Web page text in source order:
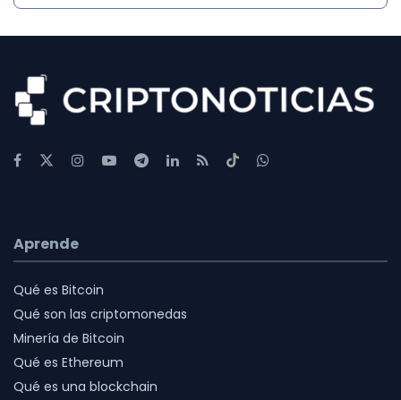
Aprende
Qué es Bitcoin
Qué son las criptomonedas
Minería de Bitcoin
Qué es Ethereum
Qué es una blockchain